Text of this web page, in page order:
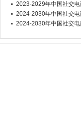
2023-2029年中国社交
2024-2030年中国社交
2024-2030年中国社交